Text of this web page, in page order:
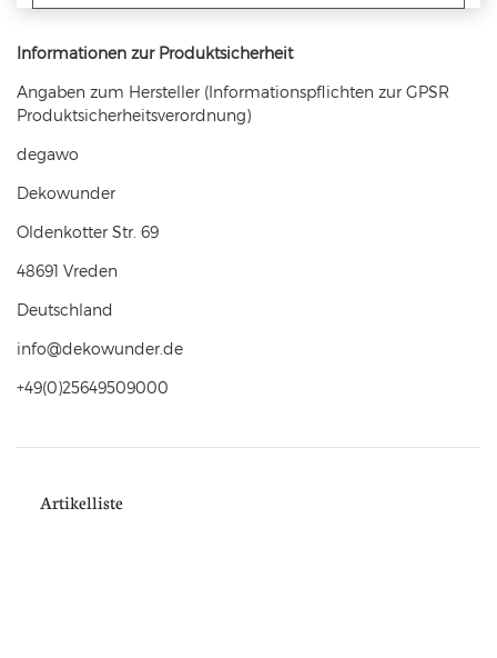
Informationen zur Produktsicherheit
Angaben zum Hersteller (Informationspflichten zur GPSR
Produktsicherheitsverordnung)
degawo
Dekowunder
Oldenkotter Str. 69
48691 Vreden
Deutschland
info@dekowunder.de
+49(0)25649509000
Artikelliste